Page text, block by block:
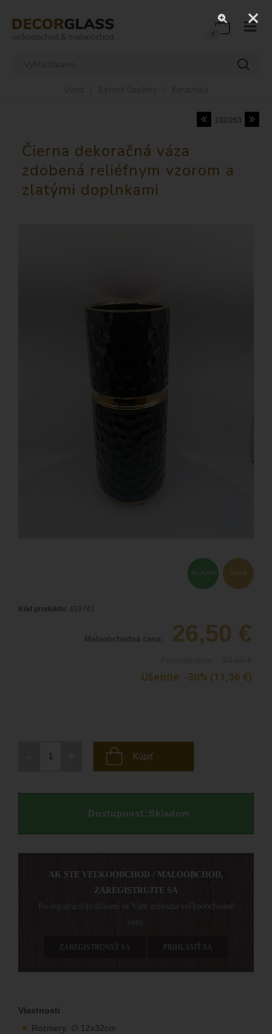
102/263
Čierna dekoračná váza
zdobená reliéfnym vzorom a
zlatými doplnkami
AKCIA
SKLADOM
Kód produktu: 453742
Maloobchodná cena: 26,50 €
Ušetríte: -30% (11,36 €)
Kúpiť
Dostupnosť: Skladom
AK STE VEĽKOOBCHOD / MALOOBCHOD,
ZAREGISTRUJTE SA
Po registrácií/prihlásení sa Vám zobrazia veľkoobchodné
ceny
ZAREGISTROVAŤ SA PRIHLÁSIŤ SA
Vlastnosti
Rozmery: ∅ 12x32cm